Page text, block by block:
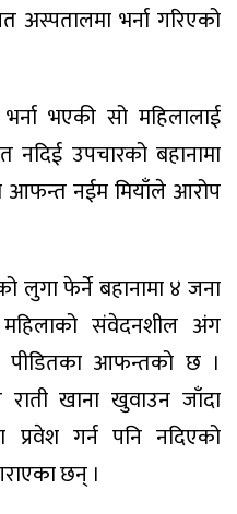
अस्पतालमा भर्ना गरिएको
भएकी सो महिलालाई
उपचारको बहानामा
आफन्त नईम मियाँले आरोप
लुगा फेर्ने बहानामा ४ जना
महिलाको संवेदनशील अंग
आफन्तको छ ।
राती खाना खुवाउन जाँदा
गर्न पनि नदिएको
छन् ।